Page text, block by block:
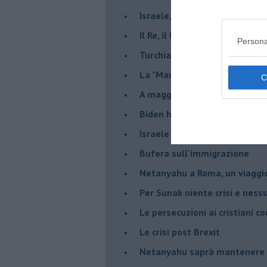
Israele, deciderà il borsone
Il Re, il Primo Ministro, il
Turchia al voto, Erdogan in
La "Marcia dei vivi" per non
A maggio le urne
Biden ha fatto infuriare la
Israele rischia una guerra civile
Bufera sull'immigrazione
Netanyahu a Roma, un
Per Sunak niente crisi e
Le persecuzioni ai cristiani
Le crisi post Brexit
Netanyahu saprà mantenere